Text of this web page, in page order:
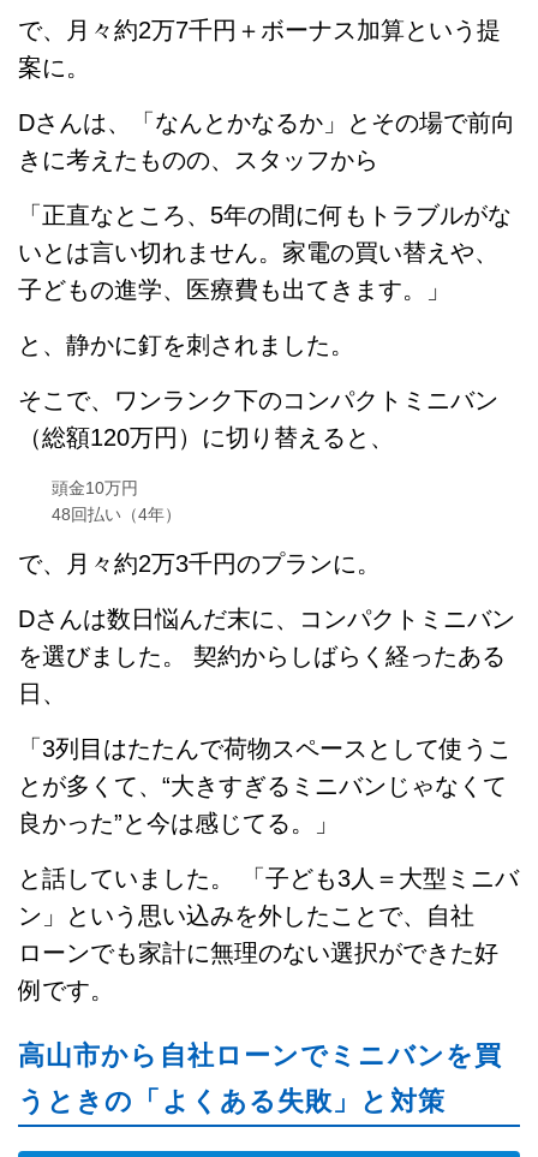
で、月々約2万7千円＋ボーナス加算という提
案に。
Dさんは、「なんとかなるか」とその場で前向
きに考えたものの、スタッフから
「正直なところ、5年の間に何もトラブルがな
いとは言い切れません。家電の買い替えや、
子どもの進学、医療費も出てきます。」
と、静かに釘を刺されました。
そこで、ワンランク下のコンパクトミニバン
（総額120万円）に切り替えると、
頭金10万円
48回払い（4年）
で、月々約2万3千円のプランに。
Dさんは数日悩んだ末に、コンパクトミニバン
を選びました。 契約からしばらく経ったある
日、
「3列目はたたんで荷物スペースとして使うこ
とが多くて、“大きすぎるミニバンじゃなくて
良かった”と今は感じてる。」
と話していました。 「子ども3人＝大型ミニバ
ン」という思い込みを外したことで、自社
ローンでも家計に無理のない選択ができた好
例です。
高山市から自社ローンでミニバンを買
うときの「よくある失敗」と対策